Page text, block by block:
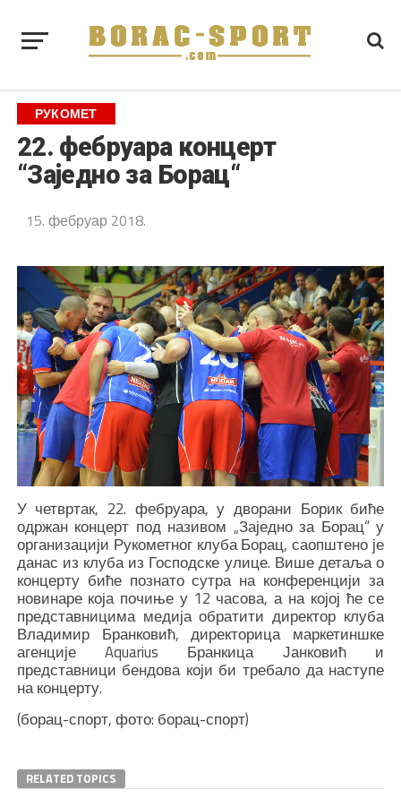
РУКОМЕТ
22. фебруара концерт
“Заједно за Борац“
15. фебруар 2018.
У четвртак, 22. фебруара, у дворани Борик биће
одржан концерт под називом „Заједно за Борац“ у
организацији Рукометног клуба Борац, саопштено је
данас из клуба из Господске улице. Више детаља о
концерту биће познато сутра на конференцији за
новинаре која почиње у 12 часова, а на којој ће се
представницима медија обратити директор клуба
Владимир Бранковић, директорица маркетиншке
агенције Aquarius Бранкица Јанковић и
представници бендова који би требало да наступе
на концерту.
(борац-спорт, фото: борац-спорт)
RELATED TOPICS